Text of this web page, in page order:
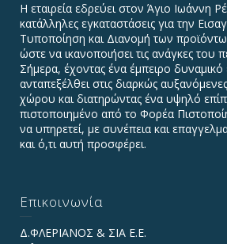
Η εταιρεία εδρεύει στον Άγιο Ιωάννη
κατάλληλες εγκαταστάσεις για την
Τυποποίηση και Διανομή των
ώστε να ικανοποιήσει τις ανάγκες του
Σήμερα, έχοντας ένα έμπειρο δυναμικό
ανταπεξέλθει στις διαρκώς
χώρου και διατηρώντας ένα υψηλό
πιστοποιημένο από το Φορέα
να υπηρετεί, με συνέπεια και
και ό,τι αυτή προσφέρει.
Επικοινωνία
Δ.ΦΛΕΡΙΑΝΟΣ & ΣΙΑ Ε.Ε.